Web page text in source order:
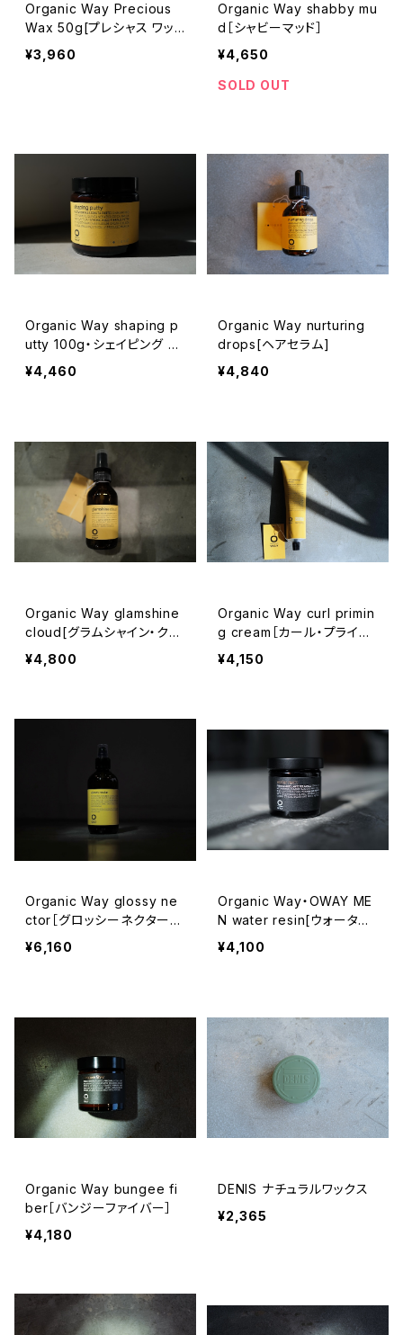
Organic Way Precious
Wax 50g[プレシャス ワッ
クス・オーガニックWax]
¥3,960
Organic Way shabby mu
d［シャビーマッド］
¥4,650
SOLD OUT
Organic Way shaping p
utty 100g・シェイピング パ
ティ[ファイバーワックス]
¥4,460
Organic Way nurturing
drops[ヘアセラム]
¥4,840
Organic Way glamshine
cloud[グラムシャイン・クラ
ウド]
¥4,800
Organic Way curl primin
g cream［カール・プライミ
ング・クリーム］
¥4,150
Organic Way glossy ne
ctor［グロッシーネクター・
ヘアオイル］
¥6,160
Organic Way・OWAY ME
N water resin[ウォータ
ー・レジン]
¥4,100
Organic Way bungee fi
ber［バンジーファイバー］
¥4,180
DENIS ナチュラルワックス
¥2,365